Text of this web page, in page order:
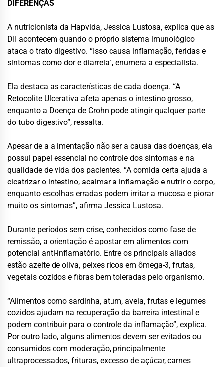
DIFERENÇAS
A nutricionista da Hapvida, Jessica Lustosa, explica que as
DII acontecem quando o próprio sistema imunológico
ataca o trato digestivo. “Isso causa inflamação, feridas e
sintomas como dor e diarreia”, enumera a especialista.
Ela destaca as características de cada doença. “A
Retocolite Ulcerativa afeta apenas o intestino grosso,
enquanto a Doença de Crohn pode atingir qualquer parte
do tubo digestivo”, ressalta.
Apesar de a alimentação não ser a causa das doenças, ela
possui papel essencial no controle dos sintomas e na
qualidade de vida dos pacientes. “A comida certa ajuda a
cicatrizar o intestino, acalmar a inflamação e nutrir o corpo,
enquanto escolhas erradas podem irritar a mucosa e piorar
muito os sintomas”, afirma Jessica Lustosa.
Durante períodos sem crise, conhecidos como fase de
remissão, a orientação é apostar em alimentos com
potencial anti-inflamatório. Entre os principais aliados
estão azeite de oliva, peixes ricos em ômega-3, frutas,
vegetais cozidos e fibras bem toleradas pelo organismo.
“Alimentos como sardinha, atum, aveia, frutas e legumes
cozidos ajudam na recuperação da barreira intestinal e
podem contribuir para o controle da inflamação”, explica.
Por outro lado, alguns alimentos devem ser evitados ou
consumidos com moderação, principalmente
ultraprocessados, frituras, excesso de açúcar, carnes